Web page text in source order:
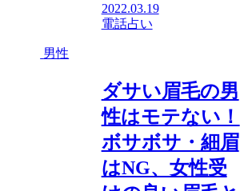
2022.03.19
電話占い
男性
ダサい眉毛の男
性はモテない！
ボサボサ・細眉
はNG、女性受